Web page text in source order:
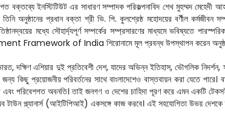
বক্তব্যে ইনস্টিটিউট এর সাধারণ সম্পাদক পরিকল্পনাবিদ শেখ মুহম্মদ মেহেদী
অনুষ্ঠানের প্রধান বক্তা শ্রী ভি. পি. কুলশ্রেষ্ঠ মহোদয়ের বর্ণীল
মধ্যে সৌহার্দ্যপূর্ণ সম্পর্কের সম্প্রসারণের মাধ্যমে
Framework of India শিরোনামে মূল প্রবন্ধ উপস্থাপন করেন অনুষ্ঠানের
দক্ষিণ এশিয়ার দুই প্রতিবেশী দেশ, যাদের অভিন্ন ইতিহাস, ভৌগলিক
জন্য কিছু প্রয়োজনীয় পরিবর্তনের সাথে বাংলাদেশেও বাস্তবায়ন করা যেতে
এবং পরিবেশগত অবনতি। তাই জনগণ ও দেশের চাহিদা পূরণ করে এমন একটি
টাউন প্ল্যানার্স (আইটিপিআই) একসঙ্গে কাজ করবে। এই সহযোগিতা উভয় দেশকে